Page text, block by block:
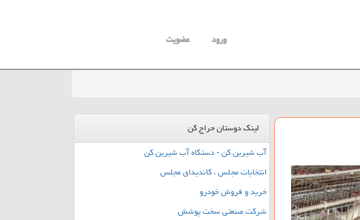
ورود عضویت
لینک دوستان حراج کن
آب شیرین کن - دستگاه آب شیرین کن
انتخابات مجلس ، کاندیدای مجلس
خرید و فروش خودرو
شرکت صنعتی سخت پوشش